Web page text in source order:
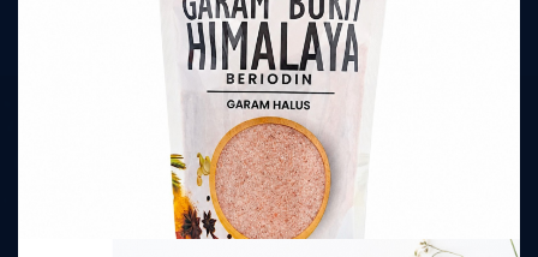
MAKLUMAT UNTUK DIHUBUNGI